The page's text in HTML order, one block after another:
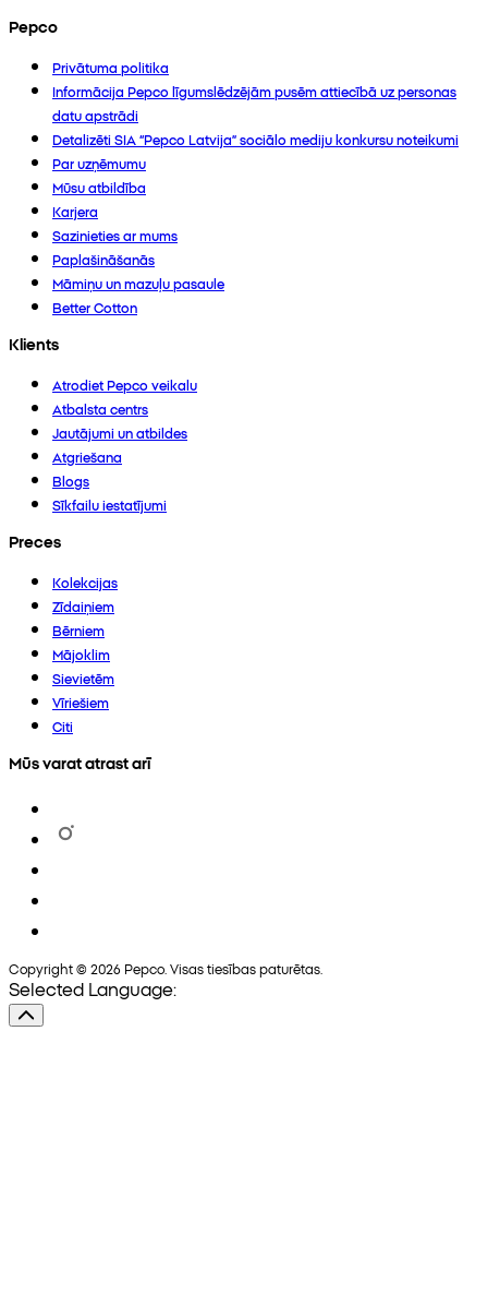
Pepco
Privātuma politika
Informācija Pepco līgumslēdzējām pusēm attiecībā uz personas
datu apstrādi
Detalizēti SIA “Pepco Latvija” sociālo mediju konkursu noteikumi
Par uzņēmumu
Mūsu atbildība
Karjera
Sazinieties ar mums
Paplašināšanās
Māmiņu un mazuļu pasaule
Better Cotton
Klients
Atrodiet Pepco veikalu
Atbalsta centrs
Jautājumi un atbildes
Atgriešana
Blogs
Sīkfailu iestatījumi
Preces
Kolekcijas
Zīdaiņiem
Bērniem
Mājoklim
Sievietēm
Vīriešiem
Citi
Mūs varat atrast arī
Copyright © 2026 Pepco. Visas tiesības paturētas.
Selected Language: